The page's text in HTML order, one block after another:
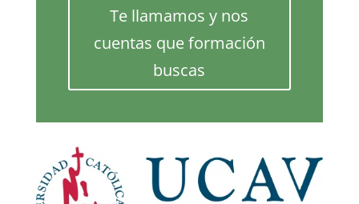
Te llamamos y nos
cuentas que formación
buscas